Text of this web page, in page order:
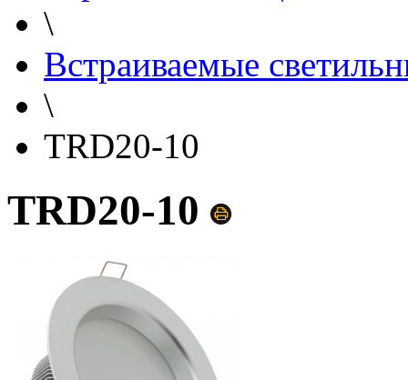
\
Встраиваемые
\
TRD20-10
TRD20-10